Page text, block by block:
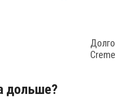
дольше?